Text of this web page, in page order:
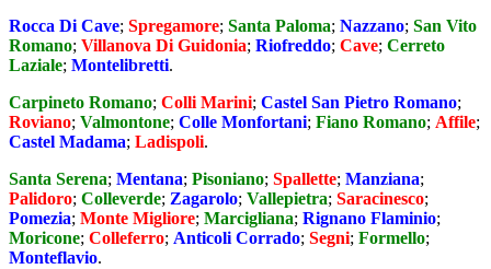
Rocca Di Cave; Spregamore; Santa Paloma; Nazzano; San Vito
Romano; Villanova Di Guidonia; Riofreddo; Cave; Cerreto
Laziale; Montelibretti.
Carpineto Romano; Colli Marini; Castel San Pietro Romano;
Roviano; Valmontone; Colle Monfortani; Fiano Romano; Affile;
Castel Madama; Ladispoli.
Santa Serena; Mentana; Pisoniano; Spallette; Manziana;
Palidoro; Colleverde; Zagarolo; Vallepietra; Saracinesco;
Pomezia; Monte Migliore; Marcigliana; Rignano Flaminio;
Moricone; Colleferro; Anticoli Corrado; Segni; Formello;
Monteflavio.